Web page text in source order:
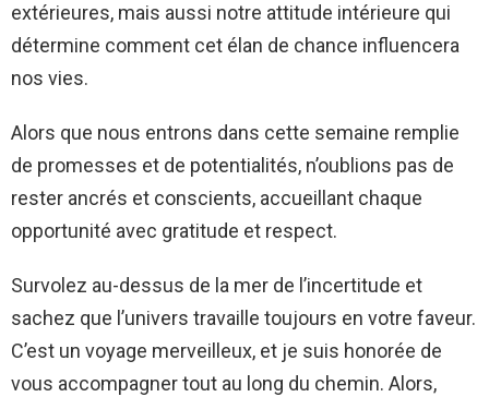
extérieures, mais aussi notre attitude intérieure qui
détermine comment cet élan de chance influencera
nos vies.
Alors que nous entrons dans cette semaine remplie
de promesses et de potentialités, n’oublions pas de
rester ancrés et conscients, accueillant chaque
opportunité avec gratitude et respect.
Survolez au-dessus de la mer de l’incertitude et
sachez que l’univers travaille toujours en votre faveur.
C’est un voyage merveilleux, et je suis honorée de
vous accompagner tout au long du chemin. Alors,